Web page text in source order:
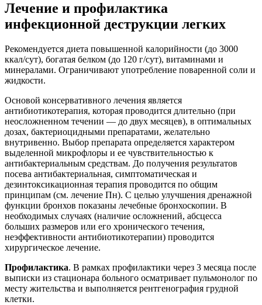
Лечение и профилактика
инфекционной деструкции легких
Рекомендуется диета повышенной калорийности (до 3000
ккал/сут), богатая белком (до 120 г/сут), витаминами и
минералами. Ограничивают употребление поваренной соли и
жидкости.
Основой консервативного лечения является
антибиотикотерапия, которая проводится длительно (при
неосложненном течении — до двух месяцев), в оптимальных
дозах, бактериоцидными препаратами, желательно
внутривенно. Выбор препарата определяется характером
выделенной микрофлоры и ее чувствительностью к
антибактериальным средствам. До получения результатов
посева антибактериальная, симптоматическая и
дезинтоксикационная терапия проводится по общим
принципам (см. лечение Пн). С целью улучшения дренажной
функции бронхов показаны лечебные бронхоскопии. В
необходимых случаях (наличие осложнений, абсцесса
больших размеров или его хронического течения,
неэффективности антибиотикотерапии) проводится
хирургическое лечение.
Профилактика. В рамках профилактики через 3 месяца после
выписки из стационара больного осматривает пульмонолог по
месту жительства и выполняется рентгенография грудной
клетки.